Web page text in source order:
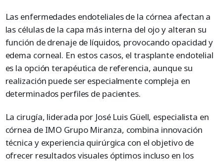
Las enfermedades endoteliales de la córnea afectan a
las células de la capa más interna del ojo y alteran su
función de drenaje de líquidos, provocando opacidad y
edema corneal. En estos casos, el trasplante endotelial
es la opción terapéutica de referencia, aunque su
realización puede ser especialmente compleja en
determinados perfiles de pacientes.
La cirugía, liderada por José Luis Güell, especialista en
córnea de IMO Grupo Miranza, combina innovación
técnica y experiencia quirúrgica con el objetivo de
ofrecer resultados visuales óptimos incluso en los